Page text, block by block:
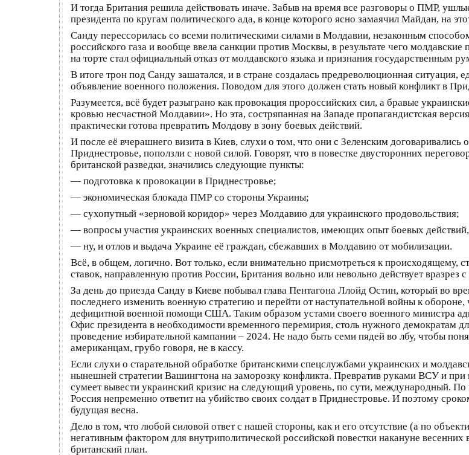
И тогда Британия решила действовать иначе. Забыв на время все разговоры о ПМР,
президента по кругам политического ада, в конце которого ясно замаячил Майдан, на
Санду перессорилась со всеми политическими силами в Молдавии, незаконным
российского газа и вообще ввела санкции против Москвы, в результате чего
на торте стал официальный отказ от молдавского языка и признания государственным
В итоге трон под Санду зашатался, и в стране создалась предреволюционная ситуация,
объявление военного положения. Поводом для этого должен стать новый конфликт в
Разумеется, всё будет разыграно как провокация пророссийских сил, а бравые
кровью несчастной Молдавии». Но эта, состряпанная на Западе пропагандистская
практически готова превратить Молдову в зону боевых действий.
И после её вчерашнего визита в Киев, слухи о том, что они с Зеленским
Приднестровье, поползли с новой силой. Говорят, что в повестке двусторонних
британской разведки, значились следующие пункты:
— подготовка к провокации в Приднестровье;
— экономическая блокада ПМР со стороны Украины;
— сухопутный «зерновой коридор» через Молдавию для украинского продовольствия;
— вопросы участия украинских военных специалистов, имеющих опыт боевых
— ну, и отлов и выдача Украине её граждан, сбежавших в Молдавию от мобилизации.
Всё, в общем, логично. Вот только, если внимательно присмотреться к происходящему,
ставок, направленную против России, Британия вольно или невольно действует
За день до приезда Санду в Киеве побывал глава Пентагона Ллойд Остин, который во
последнего изменить военную стратегию и перейти от наступательной войны к
дефицитной военной помощи США. Таким образом устами своего военного министра
Офис президента в необходимости временного перемирия, столь нужного демократам
проведение избирательной кампании – 2024. Не надо быть семи пядей во лбу, чтобы
американцам, грубо говоря, не в кассу.
Если слухи о старательной обработке британскими спецслужбами украинских и
нынешней стратегии Вашингтона на заморозку конфликта. Превратив руками ВСУ и
сумеет вывести украинский кризис на следующий уровень, по сути, международный. По
Россия непременно ответит на убийство своих солдат в Приднестровье. И поэтому
будущая весна.
Дело в том, что любой силовой ответ с нашей стороны, как и его отсутствие (а по
негативным фактором для внутриполитической российской повестки накануне
британский план.